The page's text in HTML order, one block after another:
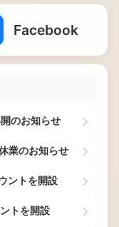
Facebook
のお知らせ
業のお知らせ
ントを開設
トを開設